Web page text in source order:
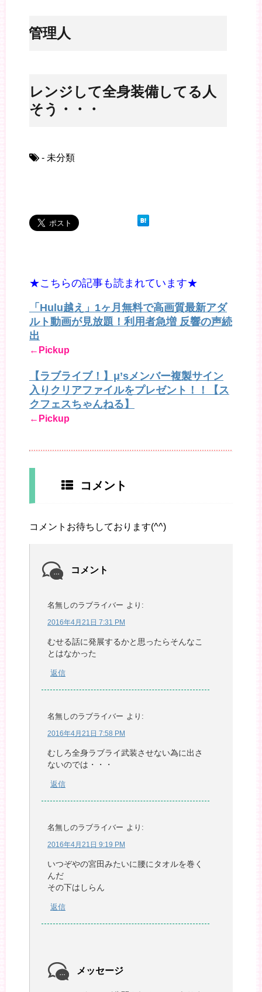
※管理人
アレンジして全身装備してる人
いそう・・・
- 未分類
★こちらの記事も読まれています★
「Hulu越え」1ヶ月無料で高画質最新アダ
ルト動画が見放題！利用者急増 反響の声続
出
←Pickup
【ラブライブ！】μ’sメンバー複製サイン
入りクリアファイルをプレゼント！！【ス
クフェスちゃんねる】
←Pickup
コメント
コメントお待ちしております(^^)
コメント
名無しのラブライバー より:
2016年4月21日 7:31 PM
むせる話に発展するかと思ったらそんなこ
とはなかった
返信
名無しのラブライバー より:
2016年4月21日 7:58 PM
むしろ全身ラブライ武装させない為に出さ
ないのでは・・・
返信
名無しのラブライバー より:
2016年4月21日 9:19 PM
いつぞやの宮田みたいに腰にタオルを巻く
んだ
その下はしらん
返信
メッセージ